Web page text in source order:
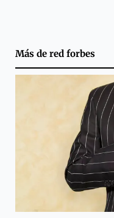
Más de red forbes